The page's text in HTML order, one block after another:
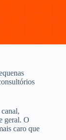
geral. O
caro que